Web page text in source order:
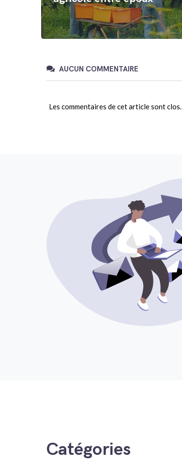
AUCUN COMMENTAIRE
Les commentaires de cet article sont clos.
Catégories